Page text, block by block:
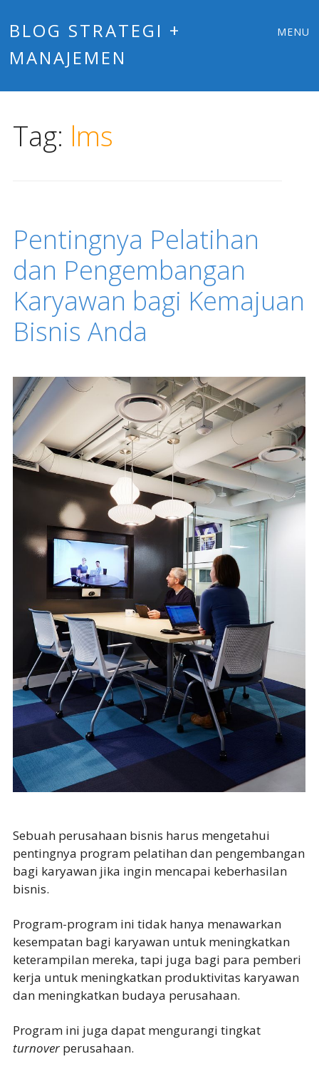
BLOG STRATEGI +
MANAJEMEN
MENU
Tag: lms
Pentingnya Pelatihan
dan Pengembangan
Karyawan bagi Kemajuan
Bisnis Anda
Sebuah perusahaan bisnis harus mengetahui
pentingnya program pelatihan dan pengembangan
bagi karyawan jika ingin mencapai keberhasilan
bisnis.
Program-program ini tidak hanya menawarkan
kesempatan bagi karyawan untuk meningkatkan
keterampilan mereka, tapi juga bagi para pemberi
kerja untuk meningkatkan produktivitas karyawan
dan meningkatkan budaya perusahaan.
Program ini juga dapat mengurangi tingkat
turnoverperusahaan.